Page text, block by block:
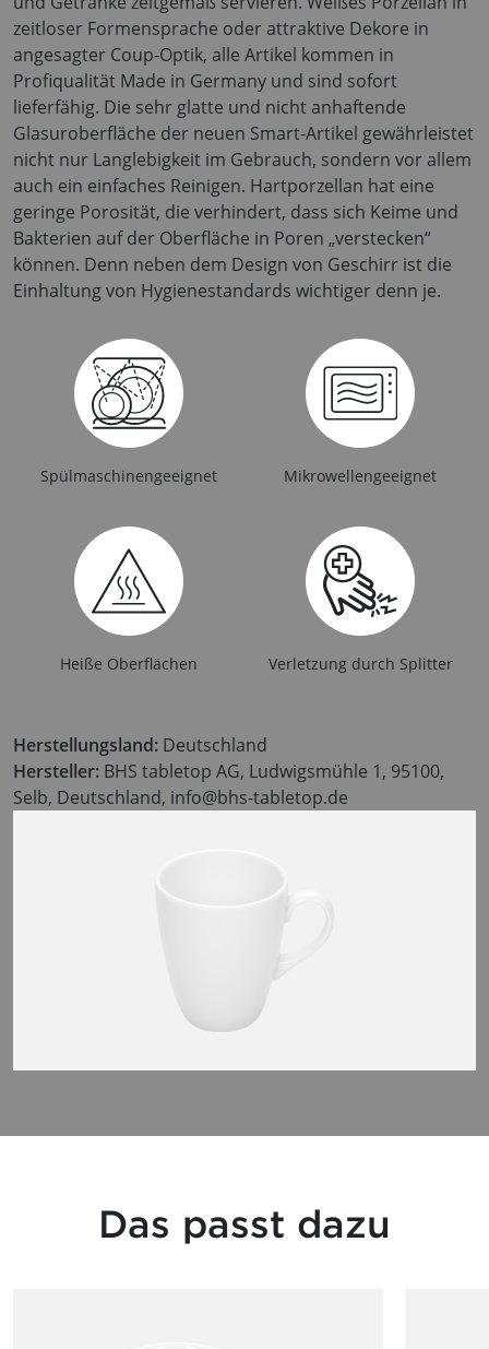
zeitloser Formensprache oder attraktive Dekore in
angesagter Coup-Optik, alle Artikel kommen in
Profiqualität Made in Germany und sind sofort
lieferfähig. Die sehr glatte und nicht anhaftende
Glasuroberfläche der neuen Smart-Artikel gewährleistet
nicht nur Langlebigkeit im Gebrauch, sondern vor allem
auch ein einfaches Reinigen. Hartporzellan hat eine
geringe Porosität, die verhindert, dass sich Keime und
Bakterien auf der Oberfläche in Poren „verstecken“
können. Denn neben dem Design von Geschirr ist die
Einhaltung von Hygienestandards wichtiger denn je.
Spülmaschinengeeignet Mikrowellengeeignet
Heiße Oberflächen Verletzung durch Splitter
Herstellungsland: Deutschland
Hersteller: BHS tabletop AG, Ludwigsmühle 1, 95100,
Selb, Deutschland, info@bhs-tabletop.de
Das passt dazu